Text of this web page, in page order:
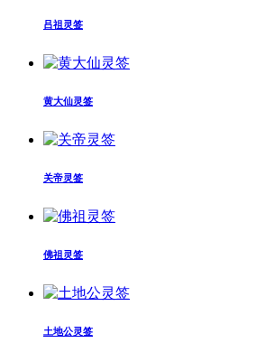
吕祖灵签
黄大仙灵签
关帝灵签
佛祖灵签
土地公灵签